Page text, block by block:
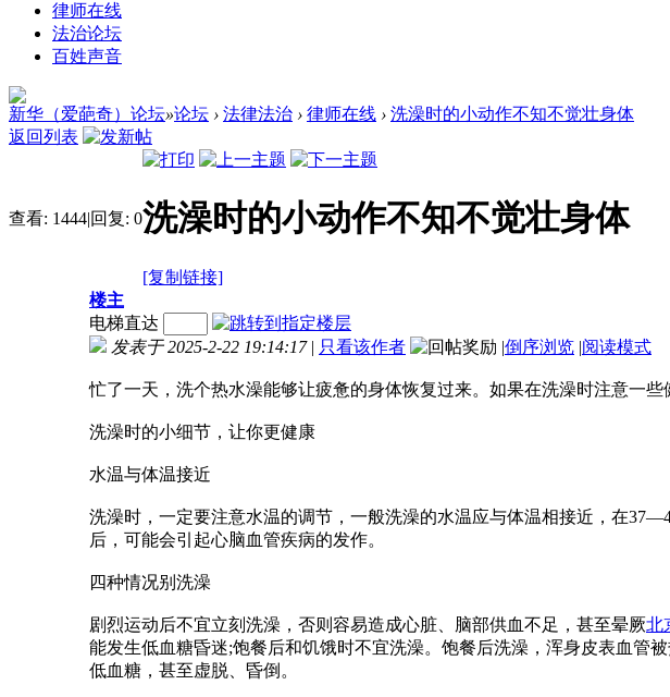
律师在线
法治论坛
百姓声音
新华（爱葩奇）论坛»论坛 › 法律法治 › 律师在线 › 洗澡时的小动作不知不觉壮身体
返回列表
查看: 1444|回复: 0洗澡时的小动作不知不觉壮身体
[复制链接]
楼主
电梯直达
发表于 2025-2-22 19:14:17 | 只看该作者 |倒序浏览 |阅读模式
忙了一天，洗个热水澡能够让疲惫的身体恢复过来。如果在洗澡时注意一
洗澡时的小细节，让你更健康
水温与体温接近
洗澡时，一定要注意水温的调节，一般洗澡的水温应与体温相接近，在
后，可能会引起心脑血管疾病的发作。
四种情况别洗澡
剧烈运动后不宜立刻洗澡，否则容易造成心脏、脑部供血不足，甚至晕厥北
能发生低血糖昏迷;饱餐后和饥饿时不宜洗澡。饱餐后洗澡，浑身皮表血管
低血糖，甚至虚脱、昏倒。